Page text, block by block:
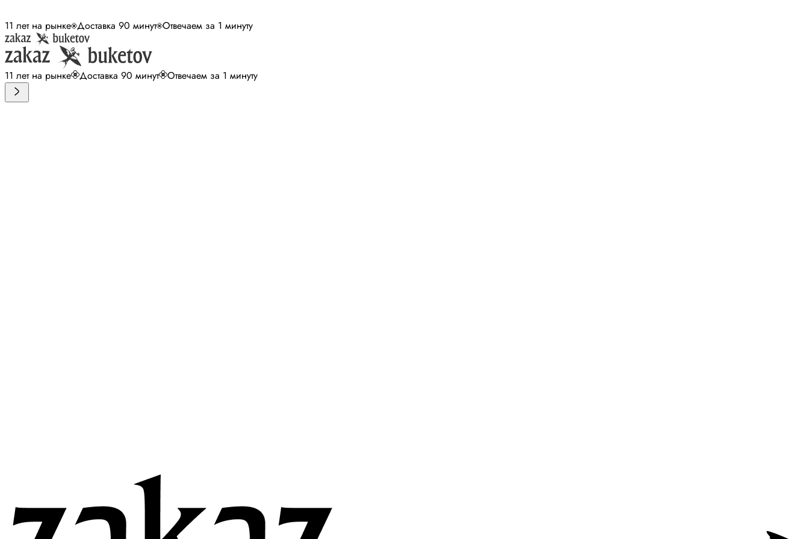
11 лет на рынке Доставка 90 минут Отвечаем за 1 минуту
11 лет на рынке Доставка 90 минут Отвечаем за 1 минуту